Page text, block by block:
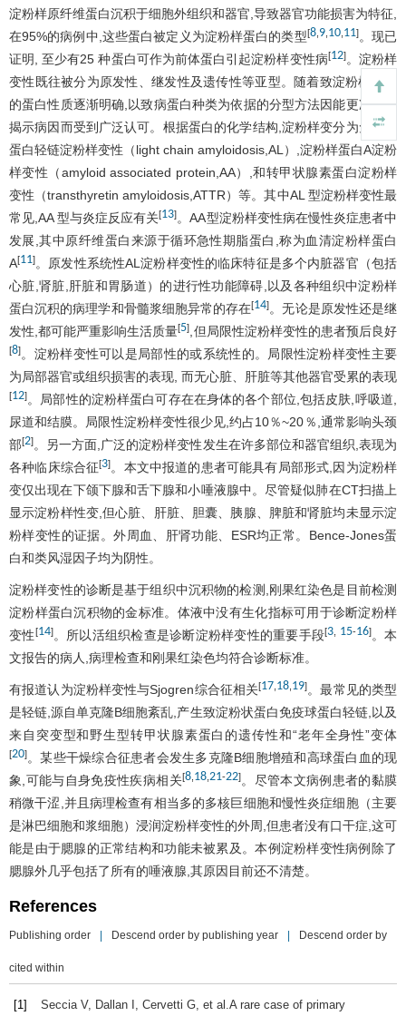
淀粉样原纤维蛋白沉积于细胞外组织和器官,导致器官功能损害为特征,
在95%的病例中,这些蛋白被定义为淀粉样蛋白的类型[8, 9, 10, 11]。现已
证明, 至少有25 种蛋白可作为前体蛋白引起淀粉样变性病[12]。淀粉样
变性既往被分为原发性、继发性及遗传性等亚型。随着致淀粉样变性
的蛋白性质逐渐明确,以致病蛋白种类为依据的分型方法因能更准确地
揭示病因而受到广泛认可。根据蛋白的化学结构,淀粉样变分为免疫球
蛋白轻链淀粉样变性（light chain amyloidosis,AL）,淀粉样蛋白A淀粉
样变性（amyloid associated protein,AA）,和转甲状腺素蛋白淀粉样
变性（transthyretin amyloidosis,ATTR）等。其中AL 型淀粉样变性最
常见,AA 型与炎症反应有关[13]。AA型淀粉样变性病在慢性炎症患者中
发展,其中原纤维蛋白来源于循环急性期脂蛋白,称为血清淀粉样蛋白
A[11]。原发性系统性AL淀粉样变性的临床特征是多个内脏器官（包括
心脏,肾脏,肝脏和胃肠道）的进行性功能障碍,以及各种组织中淀粉样
蛋白沉积的病理学和骨髓浆细胞异常的存在[14]。无论是原发性还是继
发性,都可能严重影响生活质量[5],但局限性淀粉样变性的患者预后良好
[8]。淀粉样变性可以是局部性的或系统性的。局限性淀粉样变性主要
为局部器官或组织损害的表现, 而无心脏、肝脏等其他器官受累的表现
[12]。局部性的淀粉样蛋白可存在在身体的各个部位,包括皮肤,呼吸道,
尿道和结膜。局限性淀粉样变性很少见,约占10％~20％,通常影响头颈
部[2]。另一方面,广泛的淀粉样变性发生在许多部位和器官组织,表现为
各种临床综合征[3]。本文中报道的患者可能具有局部形式,因为淀粉样
变仅出现在下颌下腺和舌下腺和小唾液腺中。尽管疑似肺在CT扫描上
显示淀粉样性变,但心脏、肝脏、胆囊、胰腺、脾脏和肾脏均未显示淀
粉样变性的证据。外周血、肝肾功能、ESR均正常。Bence-Jones蛋
白和类风湿因子均为阴性。
淀粉样变性的诊断是基于组织中沉积物的检测,刚果红染色是目前检测
淀粉样蛋白沉积物的金标准。体液中没有生化指标可用于诊断淀粉样
变性[14]。所以活组织检查是诊断淀粉样变性的重要手段[3 15-16]。本
文报告的病人,病理检查和刚果红染色均符合诊断标准。
有报道认为淀粉样变性与Sjogren综合征相关[17 18 19]。最常见的类型
是轻链,源自单克隆B细胞紊乱,产生致淀粉状蛋白免疫球蛋白轻链,以及
来自突变型和野生型转甲状腺素蛋白的遗传性和“老年全身性”变体
[20]。某些干燥综合征患者会发生多克隆B细胞增殖和高球蛋白血的现
象,可能与自身免疫性疾病相关[8, 18, 21-22]。尽管本文病例患者的黏膜
稍微干涩,并且病理检查有相当多的多核巨细胞和慢性炎症细胞（主要
是淋巴细胞和浆细胞）浸润淀粉样变性的外周,但患者没有口干症,这可
能是由于腮腺的正常结构和功能未被累及。本例淀粉样变性病例除了
腮腺外几乎包括了所有的唾液腺,其原因目前还不清楚。
References
Publishing order Descend order by publishing year Descend order by
cited within
[1] Seccia V, Dallan , Cervetti G, et al.A rare case of primary